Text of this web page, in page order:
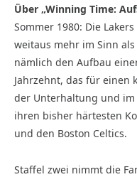
Über „Winning Time:
Sommer 1980: Die
weitaus mehr im Sinn
nämlich den Aufbau
Jahrzehnt, das für einen
der Unterhaltung und im
ihren bisher härtesten
und den Boston Celtics.
Staffel zwei nimmt die